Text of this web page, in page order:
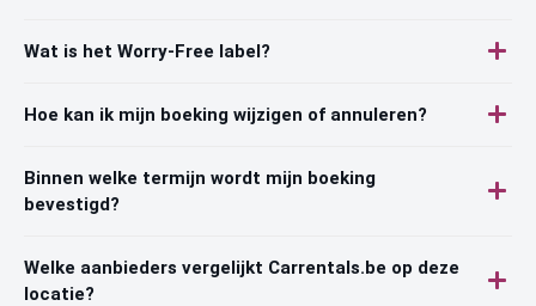
Wat is het Worry-Free label?
Hoe kan ik mijn boeking wijzigen of annuleren?
Binnen welke termijn wordt mijn boeking
bevestigd?
Welke aanbieders vergelijkt Carrentals.be op deze
locatie?